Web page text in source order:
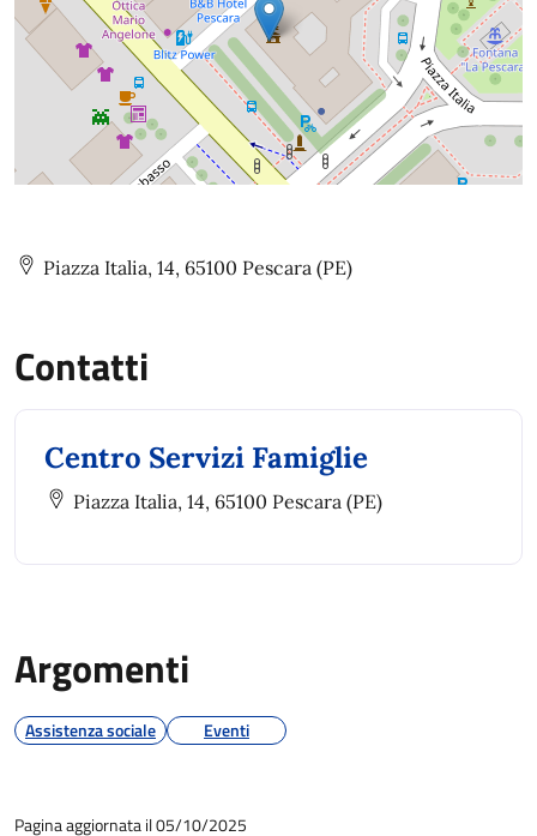
Piazza Italia, 14, 65100 Pescara (PE)
Contatti
Centro Servizi Famiglie
Piazza Italia, 14, 65100 Pescara (PE)
Argomenti
Assistenza sociale Eventi
Pagina aggiornata il 05/10/2025